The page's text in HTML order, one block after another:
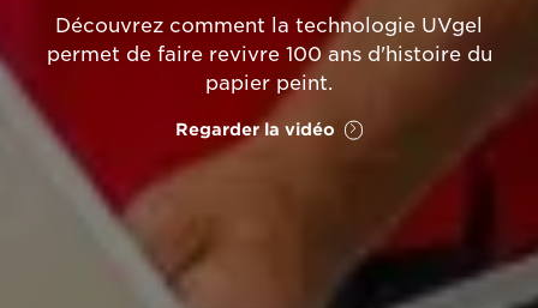
Découvrez comment la technologie UVgel
permet de faire revivre 100 ans d'histoire du
papier peint.
Regarder la vidéo